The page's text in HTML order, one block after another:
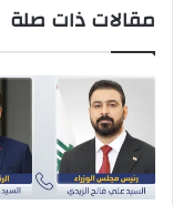
مقالات ذات صلة